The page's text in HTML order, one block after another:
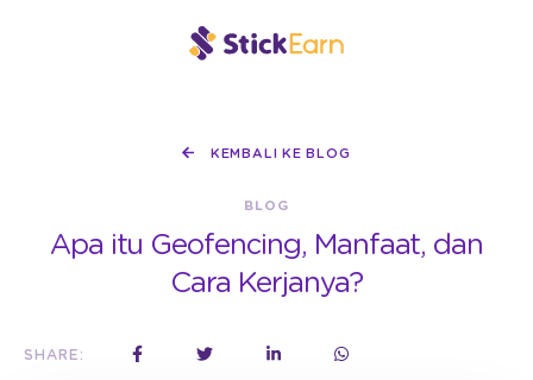
KEMBALI KE BLOG
BLOG
Apa itu Geofencing, Manfaat, dan
Cara Kerjanya?
SHARE: